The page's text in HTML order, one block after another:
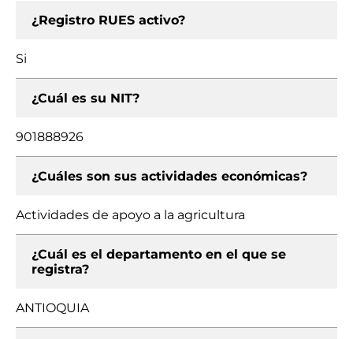
¿Registro RUES activo?
Si
¿Cuál es su NIT?
901888926
¿Cuáles son sus actividades económicas?
Actividades de apoyo a la agricultura
¿Cuál es el departamento en el que se
registra?
ANTIOQUIA